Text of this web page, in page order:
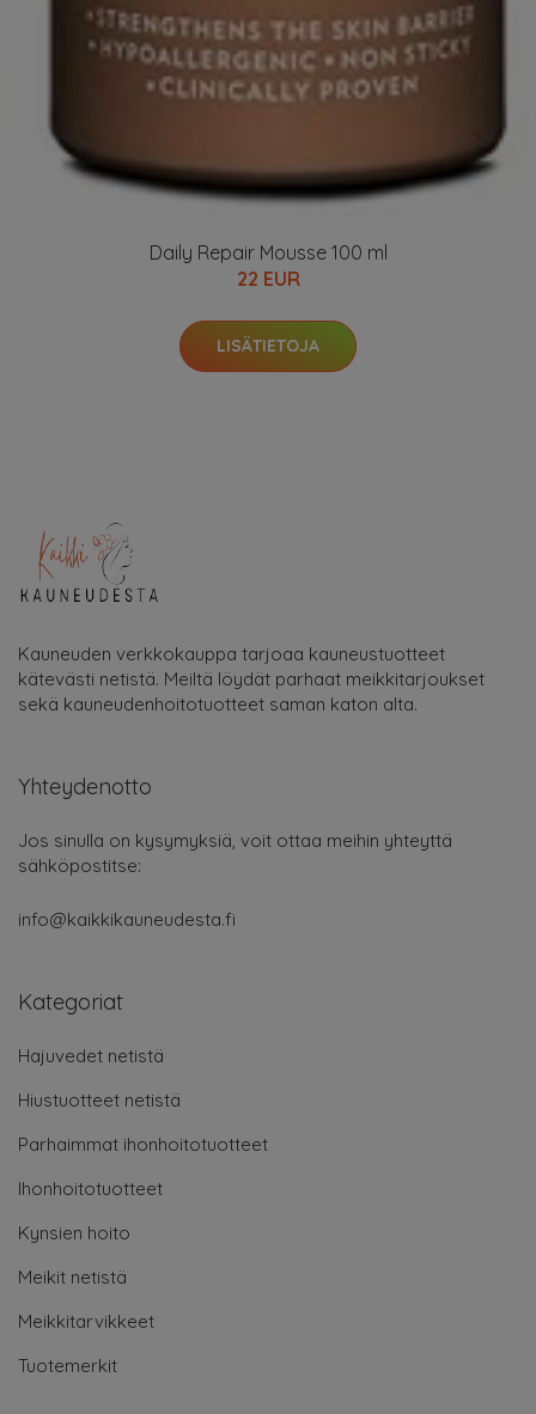
Daily Repair Mousse 100 ml
22 EUR
LISÄTIETOJA
Kauneuden verkkokauppa tarjoaa kauneustuotteet
kätevästi netistä. Meiltä löydät parhaat meikkitarjoukset
sekä kauneudenhoitotuotteet saman katon alta.
Yhteydenotto
Jos sinulla on kysymyksiä, voit ottaa meihin yhteyttä
sähköpostitse:
info@kaikkikauneudesta.fi
Kategoriat
Hajuvedet netistä
Hiustuotteet netistä
Parhaimmat ihonhoitotuotteet
Ihonhoitotuotteet
Kynsien hoito
Meikit netistä
Meikkitarvikkeet
Tuotemerkit